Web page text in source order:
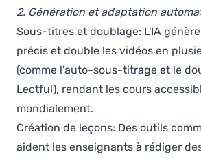
2. Génération et adaptation
Sous-titres et doublage: L'IA
précis et double les vidéos en
(comme l'auto-sous-titrage et le
Lectful), rendant les cours
mondialement.
Création de leçons: Des outils
aident les enseignants à rédiger